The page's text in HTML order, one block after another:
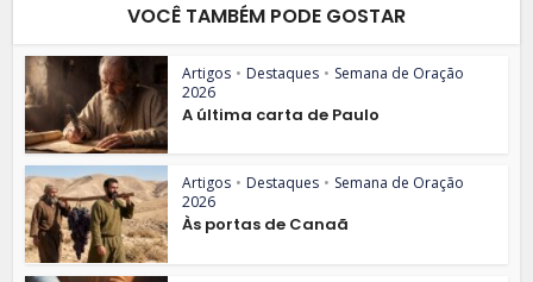
VOCÊ TAMBÉM PODE GOSTAR
Artigos • Destaques • Semana de Oração
2026
A última carta de Paulo
Artigos • Destaques • Semana de Oração
2026
Às portas de Canaã